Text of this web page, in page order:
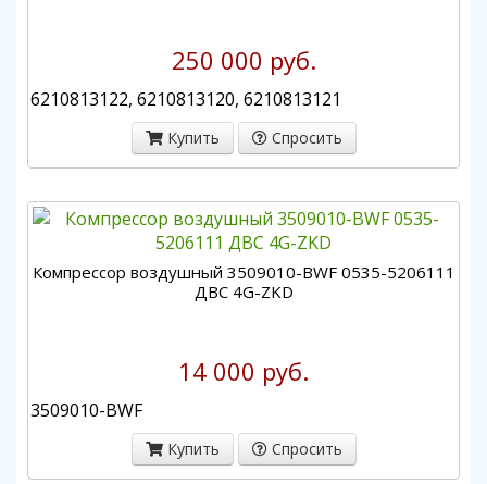
250 000 руб.
6210813122, 6210813120, 6210813121
Купить Спросить
Компрессор воздушный 3509010-BWF 0535-5206111
ДВС 4G-ZKD
14 000 руб.
3509010-BWF
Купить Спросить